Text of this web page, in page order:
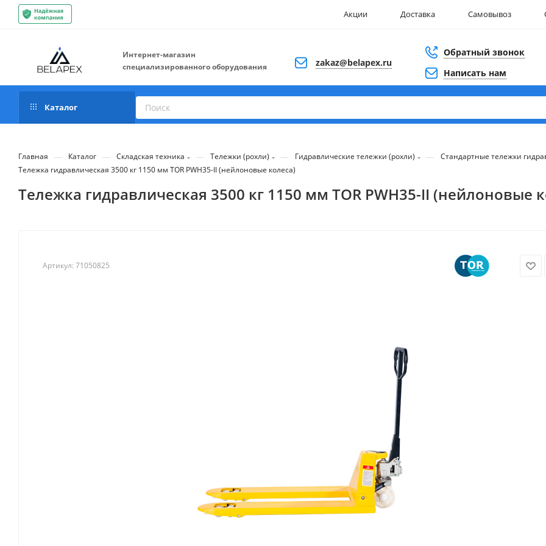
Акции Доставка Самовывоз
Интернет-магазин
специализированного оборудования
zakaz@belapex.ru
Обратный звонок
Написать нам
Каталог
Главная — Каталог — Складская техника — Тележки (рохли) — Гидравлические тележки (рохли) —
Стандартные тележки
Тележка гидравлическая 3500 кг 1150 мм TOR PWH35-II (нейлоновые колеса)
Тележка гидравлическая 3500 кг 1150 мм TOR PWH35-II (нейлоновые
Артикул: 71050825